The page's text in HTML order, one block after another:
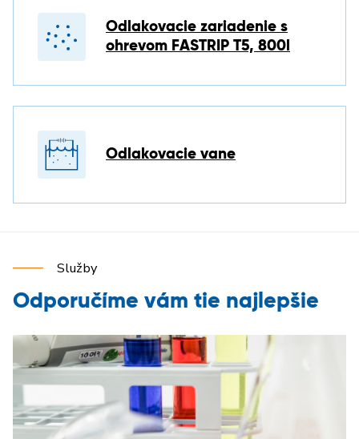
Odlakovacie zariadenie s
ohrevom FASTRIP T5, 800l
Odlakovacie vane
Služby
Odporučíme vám tie najlepšie